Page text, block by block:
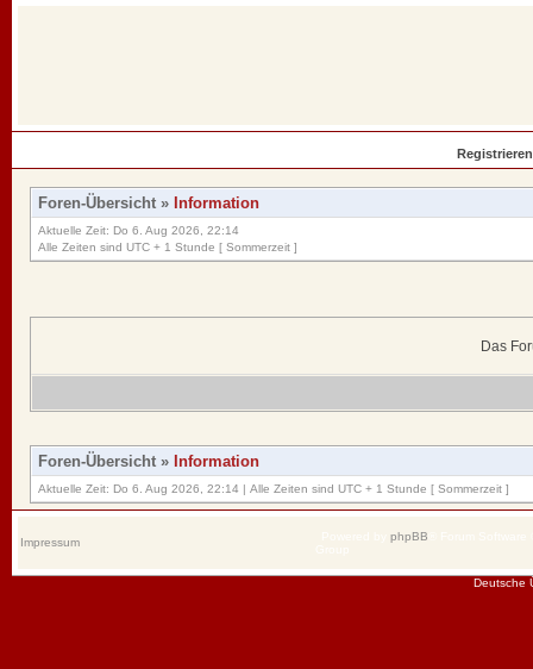
Registrieren
Foren-Übersicht » Information
Aktuelle Zeit: Do 6. Aug 2026, 22:14
Alle Zeiten sind UTC + 1 Stunde [ Sommerzeit ]
Das
Foren-Übersicht » Information
Aktuelle Zeit: Do 6. Aug 2026, 22:14 | Alle Zeiten sind UTC + 1 Stunde [ Sommerzeit ]
Impressum phpBB
Deutsche